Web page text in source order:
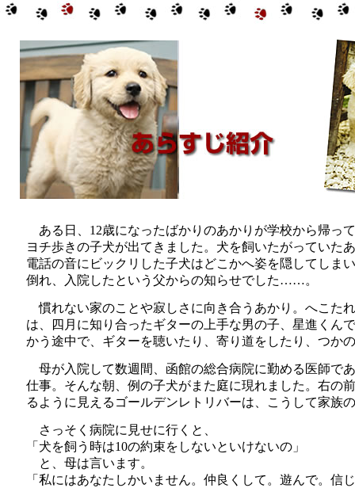
ある日、12歳になったばかりのあかりが学校から帰っ
ヨチ歩きの子犬が出てきました。犬を飼いたがっていた
電話の音にビックリした子犬はどこかへ姿を隠してしま
倒れ、入院したという父からの知らせでした……。
慣れない家のことや寂しさに向き合うあかり。へこた
は、四月に知り合ったギターの上手な男の子、星進くん
かう途中で、ギターを聴いたり、寄り道をしたり、つか
母が入院して数週間、函館の総合病院に勤める医師で
仕事。そんな朝、例の子犬がまた庭に現れました。右の
るように見えるゴールデンレトリバーは、こうして家族
さっそく病院に見せに行くと、
「犬を飼う時は10の約束をしないといけないの」
と、母は言います。
「私にはあなたしかいません。仲良くして。遊んで。信